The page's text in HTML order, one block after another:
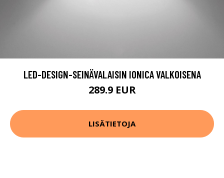
LED-DESIGN-SEINÄVALAISIN IONICA VALKOISENA
289.9 EUR
LISÄTIETOJA